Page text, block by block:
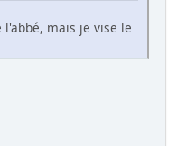
l'abbé, mais je vise le